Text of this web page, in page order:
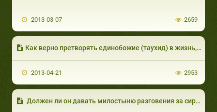
2013-03-07 2659
Как верно претворять единобожие (таухид) в жизнь, и что такое «обещанная награда» (аль-джаза аль-мау‘уд)?
2013-04-21 2953
Должен ли он давать милостыню разговения за сироту, которого он опекает?